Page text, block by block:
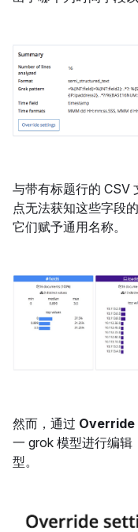
与带有标题行的 CSV
点无法获知这些字段
它们赋予通用名称。
然而，通过
一 grok 模型进行编辑
型。